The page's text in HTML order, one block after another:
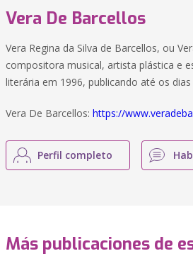
Vera De Barcellos
Vera Regina da Silva de Barcellos, ou
compositora musical, artista plástica e
literária em 1996, publicando até os
Vera De Barcellos: https://
Perfil completo
Más publicaciones de